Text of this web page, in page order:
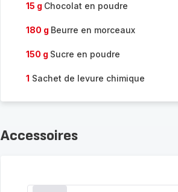
15 g Chocolat en poudre
180 g Beurre en morceaux
150 g Sucre en poudre
1 Sachet de levure chimique
Accessoires